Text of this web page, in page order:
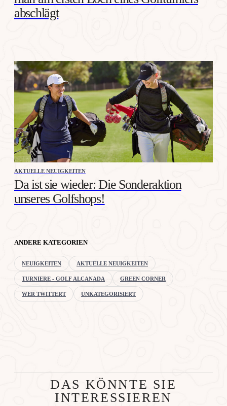
abschlägt
AKTUELLE NEUIGKEITEN
Da ist sie wieder: Die Sonderaktion
unseres Golfshops!
ANDERE KATEGORIEN
NEUIGKEITEN AKTUELLE NEUIGKEITEN
TURNIERE - GOLF ALCANADA GREEN CORNER
WER TWITTERT UNKATEGORISIERT
DAS KÖNNTE SIE
INTERESSIEREN